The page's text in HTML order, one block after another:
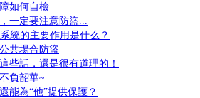
如何自檢
一定要注意防盜...
統的主要作用是什么？
共場合防盜
些話，還是很有道理的！
負韶華~
能為“他”提供保護？